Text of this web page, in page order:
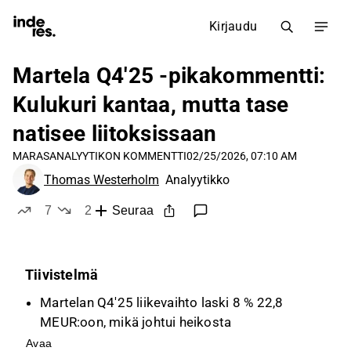
Kirjaudu
Martela Q4'25 -pikakommentti:
Kulukuri kantaa, mutta tase
natisee liitoksissaan
MARASANALYYTIKON KOMMENTTI02/25/2026, 07:10 AM
Thomas Westerholm Analyytikko
7
2
Seuraa
Tiivistelmä
Martelan Q4'25 liikevaihto laski 8 % 22,8
MEUR:oon, mikä johtui heikosta
markkinakysynnästä ja ostopäätösten
Avaa